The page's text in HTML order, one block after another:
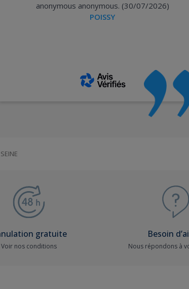
anonymous anonymous. (30/07/2026)
POISSY
gratuite
Voir nos conditions
Besoin
Nous répondons à